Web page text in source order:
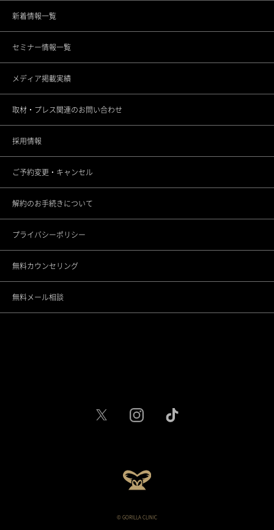
東銀座院
銀座ANNEX院
上野院
町田院
立川院
横浜院
大宮院
千葉院
名古屋駅前院
名古屋駅栄院
スポーツ応援活動
CSRの取り組み
調査データアーカイブ
未成年者さまのご契約について
新着情報一覧
セミナー情報一覧
メディア掲載実績
取材・プレス関連のお問い合わせ
採用情報
ご予約変更・キャンセル
解約のお手続きについて
プライバシーポリシー
無料カウンセリング
無料メール相談
© GORILLA CLINIC